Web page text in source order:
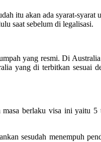
itu akan ada syarat-
saat sebelum di legalisasi.
yang resmi. Di
yang di terbitkan sesuai
berlaku visa ini yaitu
sesudah menempuh